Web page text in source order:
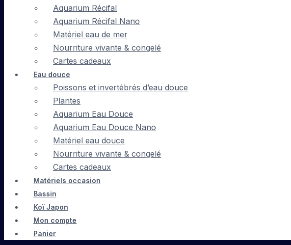
Aquarium Récifal
Aquarium Récifal Nano
Matériel eau de mer
Nourriture vivante & congelé
Cartes cadeaux
Eau douce
Poissons et invertébrés d’eau douce
Plantes
Aquarium Eau Douce
Aquarium Eau Douce Nano
Matériel eau douce
Nourriture vivante & congelé
Cartes cadeaux
Matériels occasion
Bassin
Koï Japon
Mon compte
Panier